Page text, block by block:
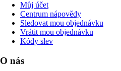
Můj účet
Centrum nápovědy
Sledovat mou objednávku
Vrátit mou objednávku
Kódy slev
O nás